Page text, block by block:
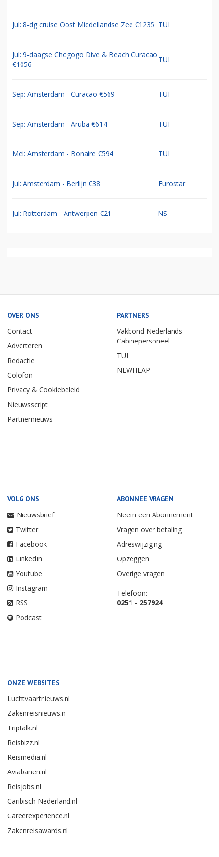
Jul: 8-dg cruise Oost Middellandse Zee €1235 TUI
Jul: 9-daagse Chogogo Dive & Beach Curacao
€1056
TUI
Sep: Amsterdam - Curacao €569 TUI
Sep: Amsterdam - Aruba €614 TUI
Mei: Amsterdam - Bonaire €594 TUI
Jul: Amsterdam - Berlijn €38 Eurostar
Jul: Rotterdam - Antwerpen €21 NS
OVER ONS
Contact
Adverteren
Redactie
Colofon
Privacy & Cookiebeleid
Nieuwsscript
Partnernieuws
PARTNERS
Vakbond Nederlands
Cabinepersoneel
TUI
NEWHEAP
VOLG ONS
Nieuwsbrief
Twitter
Facebook
LinkedIn
Youtube
Instagram
RSS
Podcast
ABONNEE VRAGEN
Neem een Abonnement
Vragen over betaling
Adreswijziging
Opzeggen
Overige vragen
Telefoon:
0251 - 257924
ONZE WEBSITES
Luchtvaartnieuws.nl
Zakenreisnieuws.nl
Triptalk.nl
Reisbizz.nl
Reismedia.nl
Aviabanen.nl
Reisjobs.nl
Caribisch Nederland.nl
Careerexperience.nl
Zakenreisawards.nl